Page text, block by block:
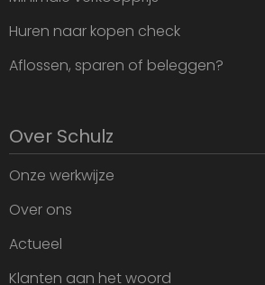
Huren naar kopen check
Aflossen, sparen of beleggen?
Over Schulz
Onze werkwijze
Over ons
Actueel
Klanten aan het woord